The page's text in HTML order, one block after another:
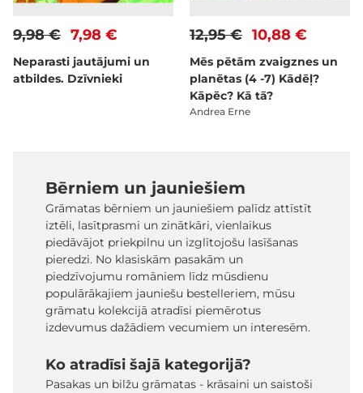
7,98 €
9,98 €
Neparasti jautājumi un
atbildes. Dzīvnieki
10,88 €
12,95 €
Mēs pētām zvaigznes un
planētas (4 -7) Kādēļ?
Kāpēc? Kā tā?
Andrea Erne
Bērniem un jauniešiem
Grāmatas bērniem un jauniešiem palīdz attīstīt
iztēli, lasītprasmi un zinātkāri, vienlaikus
piedāvājot priekpilnu un izglītojošu lasīšanas
pieredzi. No klasiskām pasakām un
piedzīvojumu romāniem līdz mūsdienu
populārākajiem jauniešu bestelleriem, mūsu
grāmatu kolekcijā atradīsi piemērotus
izdevumus dažādiem vecumiem un interesēm.
Ko atradīsi šajā kategorijā?
Pasakas un bilžu grāmatas - krāsaini un saistoši